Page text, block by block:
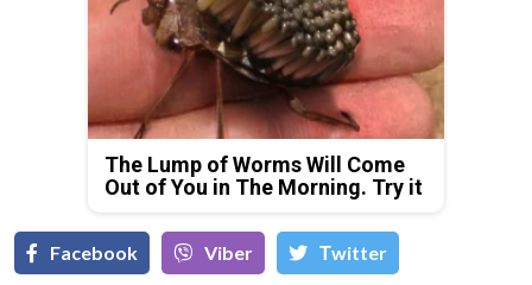
The Lump of Worms Will Come
Out of You in The Morning. Try it
Facebook Viber Тwitter